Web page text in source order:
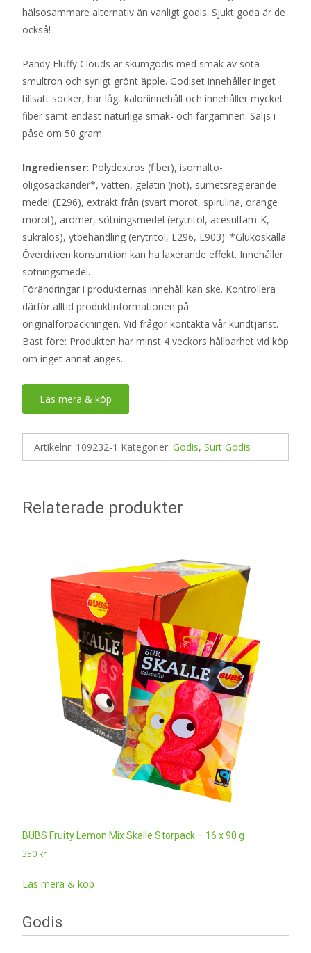
hälsosammare alternativ än vanligt godis. Sjukt goda är de
också!
Pändy Fluffy Clouds är skumgodis med smak av söta
smultron och syrligt grönt äpple. Godiset innehåller inget
tillsatt socker, har lågt kaloriinnehåll och innehåller mycket
fiber samt endast naturliga smak- och färgämnen. Säljs i
påse om 50 gram.
Ingredienser: Polydextros (fiber), isomalto-
oligosackarider*, vatten, gelatin (nöt), surhetsreglerande
medel (E296), extrakt från (svart morot, spirulina, orange
morot), aromer, sötningsmedel (erytritol, acesulfam-K,
sukralos), ytbehandling (erytritol, E296, E903). *Glukoskälla.
Överdriven konsumtion kan ha laxerande effekt. Innehåller
sötningsmedel.
Förändringar i produkternas innehåll kan ske. Kontrollera
därför alltid produktinformationen på
originalförpackningen. Vid frågor kontakta vår kundtjänst.
Bäst före: Produkten har minst 4 veckors hållbarhet vid köp
om inget annat anges.
Läs mera & köp
Artikelnr: 109232-1 Kategorier: Godis, Surt Godis
Relaterade produkter
BUBS Fruity Lemon Mix Skalle Storpack – 16 x 90 g
350 kr
Läs mera & köp
Godis